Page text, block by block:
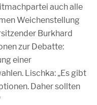
auch alle
Weichenstellung
Burkhard
zur Debatte:
einer
Lischka: „Es gibt
Daher sollten